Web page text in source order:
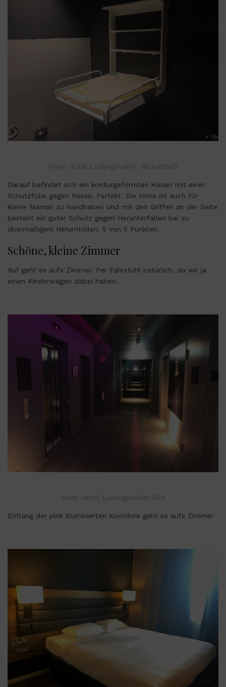
Moxy Hotel Ludwigshafen Wickeltisch
Darauf befindet sich ein konturgeformtes Kissen mit einer
Schutzfolie gegen Nässe. Perfekt. Die Höhe ist auch für
kleine Mamas zu handhaben und mit den Griffen an der Seite
besteht ein guter Schutz gegen Herunterfallen bei zu
übermäßigem Herumtollen. 5 von 5 Punkten.
Schöne, kleine Zimmer
Auf geht es aufs Zimmer. Per Fahrstuhl natürlich, da wir ja
einen Kinderwagen dabei haben.
Moxy Hotel Ludwigshafen Flur
Entlang der pink illuminierten Korridore geht es aufs Zimmer